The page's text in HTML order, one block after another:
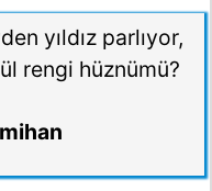
yıldız parlıyor,
rengi hüznümü?